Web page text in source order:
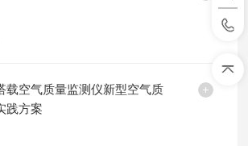
载空气质量监测仪新型空气质
践方案